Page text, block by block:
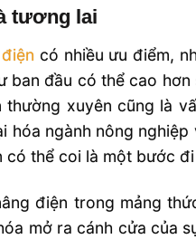
tương lai
có nhiều ưu điểm,
ban đầu có thể cao
xuyên cũng là
hóa ngành nông
có thể coi là một bước
điện trong mảng
mở ra cánh cửa của